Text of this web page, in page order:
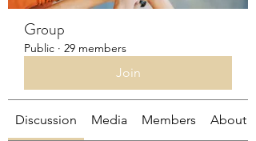
Group
Public · 29 members
Join
Discussion Media Members About